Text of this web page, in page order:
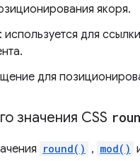
якоря.
: используется для
для
значения CSS
round() , mod()